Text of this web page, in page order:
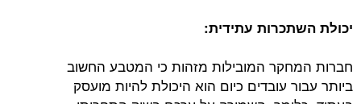
יכולת השתכרות עתידית:
חברות המחקר המובילות מזהות כי המטבע החשוב
ביותר עבור עובדים כיום הוא היכולת להיות מועסק